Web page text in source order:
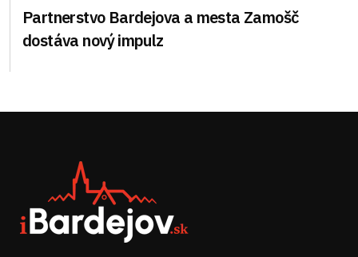
Partnerstvo Bardejova a mesta Zamošč
dostáva nový impulz